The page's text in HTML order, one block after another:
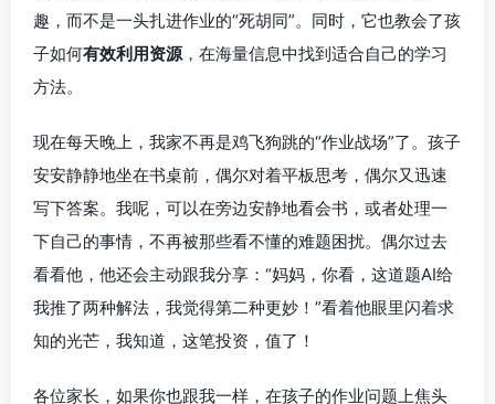
趣，而不是一头扎进作业的“死胡同”。同时，它也教会了孩
子如何有效利用资源 ，在海量信息中找到适合自己的学习
方法。
现在每天晚上，我家不再是鸡飞狗跳的“作业战场”了。孩子
安安静静地坐在书桌前，偶尔对着平板思考，偶尔又迅速
写下答案。我呢，可以在旁边安静地看会书，或者处理一
下自己的事情，不再被那些看不懂的难题困扰。偶尔过去
看看他，他还会主动跟我分享：“妈妈，你看，这道题AI给
我推了两种解法，我觉得第二种更妙！”看着他眼里闪着求
知的光芒，我知道，这笔投资，值了！
各位家长，如果你也跟我一样，在孩子的作业问题上焦头